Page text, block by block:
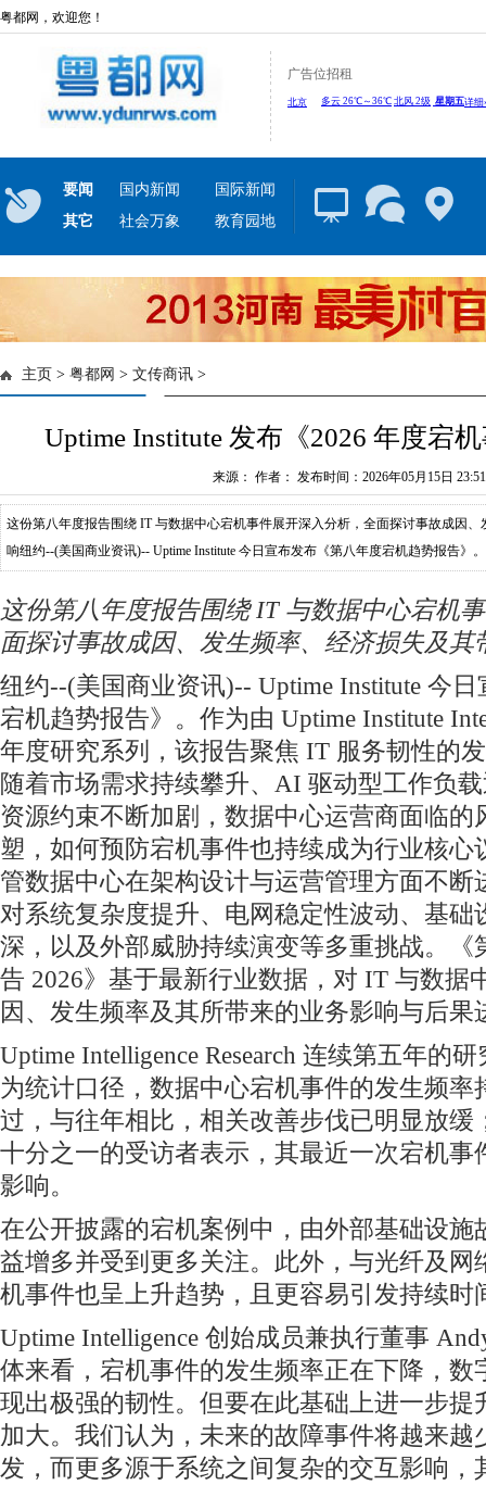
粤都网，欢迎您！
广告位招租
要闻 国内新闻
国际新闻
其它
社会万象 教育园地
主页 > 粤都网 > 文传商讯 >
Uptime Institute 发布《2026 年度宕
来源： 作者： 发布时间：2026年05月15日
这份第八年度报告围绕 IT 与数据中心宕机事件展开深入分析，全面探讨事故成因
响纽约--(美国商业资讯)-- Uptime Institute 今日宣布发布《第八年度宕机趋势报告》。
这份第八年度报告围绕 IT 与数据中心宕机
面探讨事故成因、发生频率、经济损失及其
纽约--(美国商业资讯)-- Uptime Institute 今
宕机趋势报告》。作为由 Uptime Institute
年度研究系列，该报告聚焦 IT 服务韧性的
随着市场需求持续攀升、AI 驱动型工作负
资源约束不断加剧，数据中心运营商面临的
塑，如何预防宕机事件也持续成为行业核心
管数据中心在架构设计与运营管理方面不断
对系统复杂度提升、电网稳定性波动、基础
深，以及外部威胁持续演变等多重挑战。《
告 2026》基于最新行业数据，对 IT 与数据
因、发生频率及其所带来的业务影响与后果
Uptime Intelligence Research 连续第五年的
为统计口径，数据中心宕机事件的发生频率
过，与往年相比，相关改善步伐已明显放缓
十分之一的受访者表示，其最近一次宕机事
影响。
在公开披露的宕机案例中，由外部基础设施
益增多并受到更多关注。此外，与光纤及网
机事件也呈上升趋势，且更容易引发持续时
Uptime Intelligence 创始成员兼执行董事
体来看，宕机事件的发生频率正在下降，数
现出极强的韧性。但要在此基础上进一步提
加大。我们认为，未来的故障事件将越来越
发，而更多源于系统之间复杂的交互影响，